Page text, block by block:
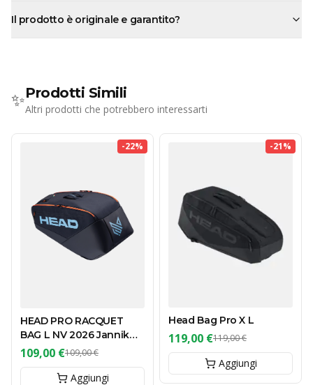
Il prodotto è originale e garantito?
✨Prodotti Simili
Altri prodotti che potrebbero interessarti
-22%
HEAD PRO RACQUET
BAG L NV 2026 Jannik
Sinner
109,00 €109,00 €
Aggiungi
-21%
Head Bag Pro X L
119,00 €119,00 €
Aggiungi